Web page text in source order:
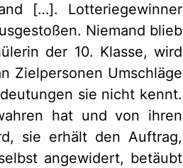
[…]. Lotteriegewinner
Niemand blieb
der 10. Klasse, wird
Zielpersonen Umschläge
sie nicht kennt.
hat und von ihren
sie erhält den Auftrag,
angewidert, betäubt